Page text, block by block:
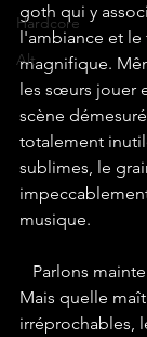
Hardcore
Alt
goth qui y
l'ambiance et
magnifique.
les sœurs jouer
scène
totalement
sublimes, le
musique.
Mais quelle
irréprochables,